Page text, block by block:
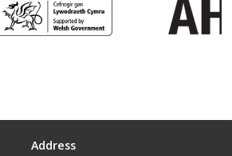
Address